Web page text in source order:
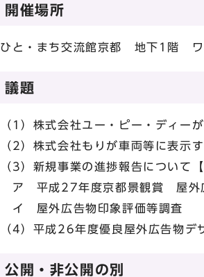
開催場所
ひと・まち交流館京都 地下1階 ワ
議題
（1）株式会社ユー・ピー・ディー
（2）株式会社もりが車両等に表示
（3）新規事業の進捗報告について【
ア 平成27年度京都景観賞 屋外
イ 屋外広告物印象評価等調査
（4）平成26年度優良屋外広告物デ
公開・非公開の別